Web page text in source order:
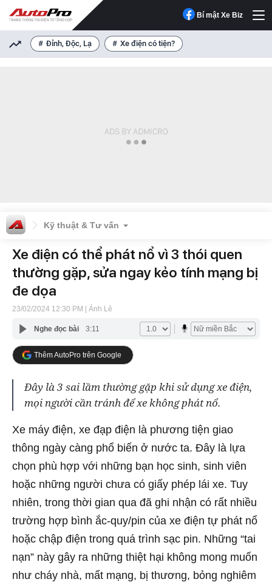
Bí mật Xe Biz
Đỉnh, Độc, Lạ Xe điện có tiện?
Kỹ thuật & Tư vấn
Xe điện có thể phát nổ vì 3 thói quen
thường gặp, sửa ngay kẻo tính mạng bị
đe dọa
23/02/2024 12:30 PM | Ánh Lê
Nghe đọc bài 3:11
Thêm AutoPro trên Google
Đây là 3 sai lầm thường gặp khi sử dụng xe điện,
mọi người cần tránh để xe không phát nổ.
Xe máy điện, xe đạp điện là phương tiện giao
thông ngày càng phổ biến ở nước ta. Đây là lựa
chọn phù hợp với những bạn học sinh, sinh viên
hoặc những người chưa có giấy phép lái xe. Tuy
nhiên, trong thời gian qua đã ghi nhận có rất nhiều
trường hợp bình ắc-quy/pin của xe điện tự phát nổ
hoặc chập điện trong quá trình sạc pin. Những “tai
nạn” này gây ra những thiệt hại không mong muốn
như cháy nhà, mất mạng, bị thương, bỏng nghiêm